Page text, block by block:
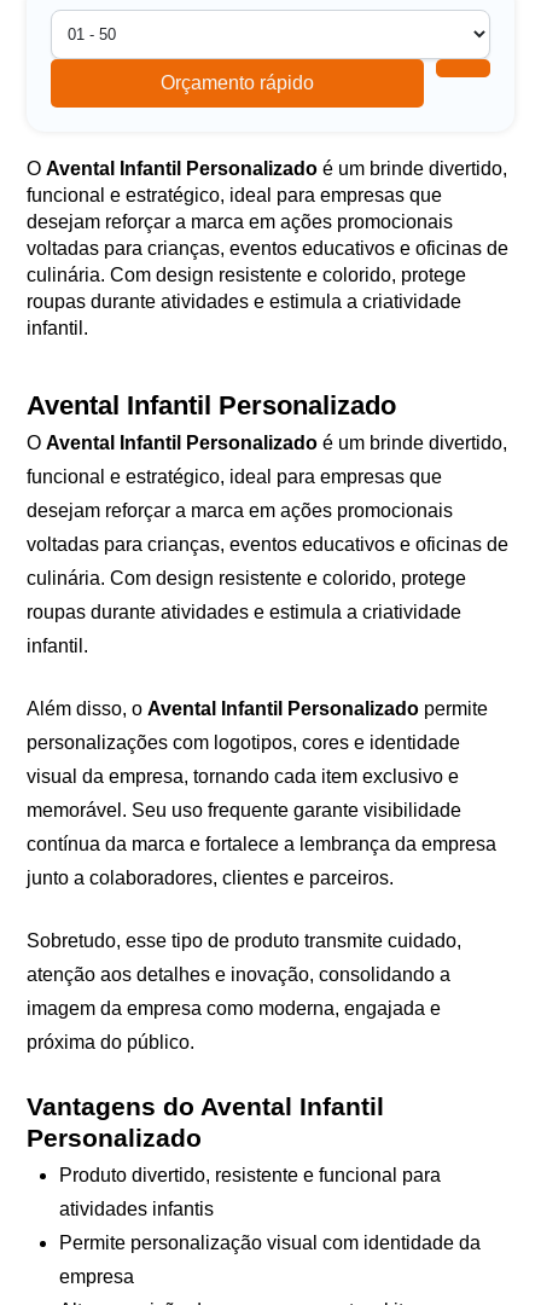
Orçamento rápido
OAvental Infantil Personalizado é um brinde divertido,
funcional e estratégico, ideal para empresas que
desejam reforçar a marca em ações promocionais
voltadas para crianças, eventos educativos e oficinas de
culinária. Com design resistente e colorido, protege
roupas durante atividades e estimula a criatividade
infantil.
Avental Infantil Personalizado
OAvental Infantil Personalizado é um brinde divertido,
funcional e estratégico, ideal para empresas que
desejam reforçar a marca em ações promocionais
voltadas para crianças, eventos educativos e oficinas de
culinária. Com design resistente e colorido, protege
roupas durante atividades e estimula a criatividade
infantil.
Além disso, oAvental Infantil Personalizado permite
personalizações com logotipos, cores e identidade
visual da empresa, tornando cada item exclusivo e
memorável. Seu uso frequente garante visibilidade
contínua da marca e fortalece a lembrança da empresa
junto a colaboradores, clientes e parceiros.
Sobretudo, esse tipo de produto transmite cuidado,
atenção aos detalhes e inovação, consolidando a
imagem da empresa como moderna, engajada e
próxima do público.
Vantagens do Avental Infantil
Personalizado
Produto divertido, resistente e funcional para
atividades infantis
Permite personalização visual com identidade da
empresa